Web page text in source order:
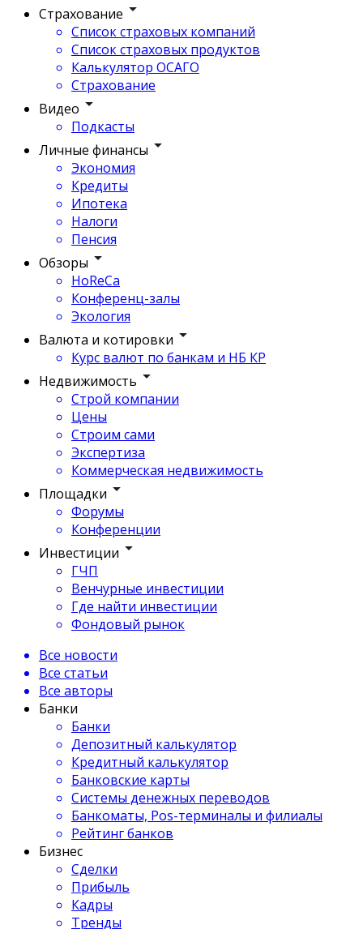
Страхование
Список страховых компаний
Список страховых продуктов
Калькулятор ОСАГО
Страхование
Видео
Подкасты
Личные финансы
Экономия
Кредиты
Ипотека
Налоги
Пенсия
Обзоры
HoReCa
Конференц-залы
Экология
Валюта и котировки
Курс валют по банкам и НБ КР
Недвижимость
Строй компании
Цены
Строим сами
Экспертиза
Коммерческая недвижимость
Площадки
Форумы
Конференции
Инвестиции
ГЧП
Венчурные инвестиции
Где найти инвестиции
Фондовый рынок
Все новости
Все статьи
Все авторы
Банки
Банки
Депозитный калькулятор
Кредитный калькулятор
Банковские карты
Системы денежных переводов
Банкоматы, Pos-терминалы и филиалы
Рейтинг банков
Бизнес
Сделки
Прибыль
Кадры
Тренды